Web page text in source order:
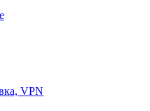
VPN